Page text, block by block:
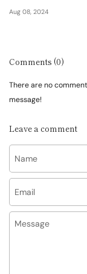
Aug 08, 2024
Comments (0)
There are no
message!
Leave a comment
Message